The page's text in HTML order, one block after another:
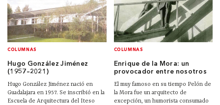
COLUMNAS
Hugo González Jiménez
(1957–2021)
Hugo González Jiménez nació en
Guadalajara en 1957. Se inscribió en la
Escuela de Arquitectura del Iteso
COLUMNAS
Enrique de la Mora: un
provocador entre nosotros
El muy famoso en su tiempo Pelón de
la Mora fue un arquitecto de
excepción, un humorista consumado